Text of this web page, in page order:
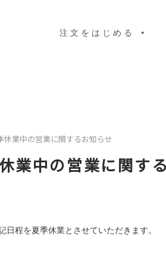
注文をはじめる
休業中の営業に関するお知らせ
業中の営業に関す
日程を夏季休業とさせていただきます。